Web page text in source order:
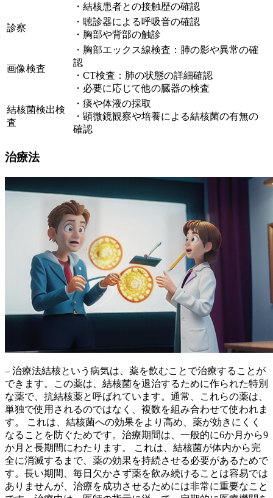
・結核患者との接触歴の確認
診察
・聴診器による呼吸音の確認
・胸部や背部の触診
画像検査
・胸部エックス線検査：肺の影や異常の確
認
・CT検査：肺の状態の詳細確認
・必要に応じて他の臓器の検査
結核菌検出検
査
・痰や体液の採取
・顕微鏡観察や培養による結核菌の有無の
確認
治療法
– 治療法結核という病気は、薬を飲むことで治療することが
できます。この薬は、結核菌を退治するために作られた特別
な薬で、抗結核薬と呼ばれています。 通常、これらの薬は、
単独で使用されるのではなく、複数を組み合わせて使われま
す。
これは、結核菌への効果をより高め、薬が効きにくく
なることを防ぐためです。 治療期間は、一般的に6か月から9
か月と長期間にわたります。
これは、結核菌が体内から完
全に消滅するまで、薬の効果を持続させる必要があるためで
す。長い期間、毎日欠かさず薬を飲み続けることは容易では
ありませんが、治療を成功させるためには非常に重要なこと